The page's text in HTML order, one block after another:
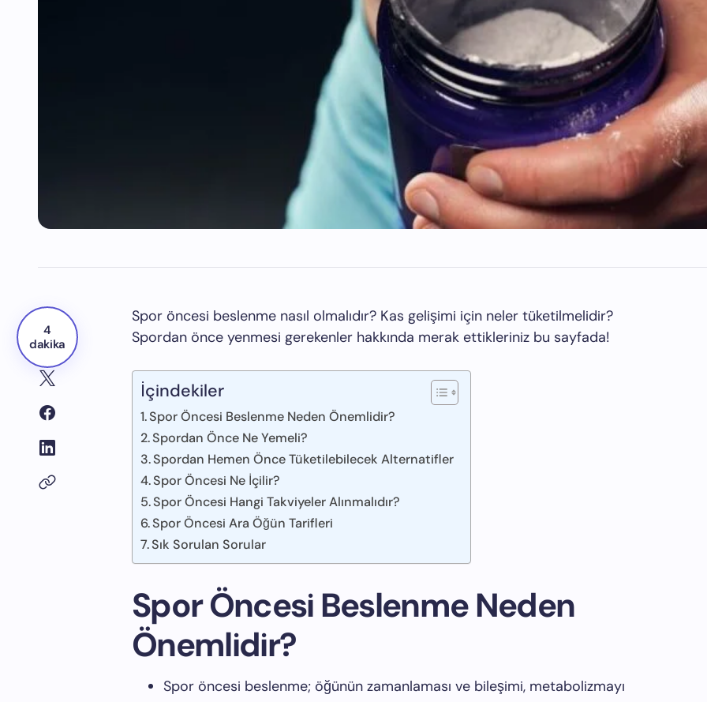
4
dakika
Spor öncesi beslenme nasıl olmalıdır? Kas gelişimi için neler tüketilmelidir?
Spordan önce yenmesi gerekenler hakkında merak ettikleriniz bu sayfada!
İçindekiler
Spor Öncesi Beslenme Neden Önemlidir?
Spordan Önce Ne Yemeli?
Spordan Hemen Önce Tüketilebilecek Alternatifler
Spor Öncesi Ne İçilir?
Spor Öncesi Hangi Takviyeler Alınmalıdır?
Spor Öncesi Ara Öğün Tarifleri
Sık Sorulan Sorular
Spor Öncesi Beslenme Neden
Önemlidir?
Spor öncesi beslenme; öğünün zamanlaması ve bileşimi, metabolizmayı